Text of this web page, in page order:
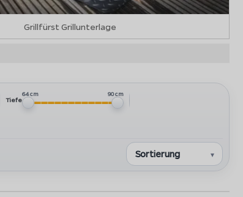
Grillfürst Grillunterlage
Tiefe
64 cm 90 cm